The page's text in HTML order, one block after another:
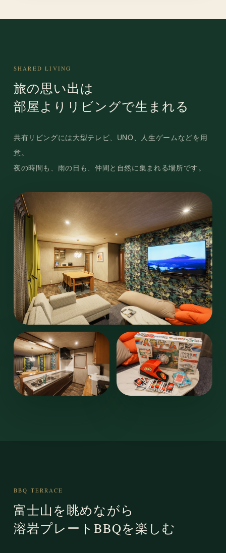
SHARED LIVING
旅の思い出は
部屋よりリビングで生まれる
共有リビングには大型テレビ、UNO、人生ゲームなどを用
意。
夜の時間も、雨の日も、仲間と自然に集まれる場所です。
BBQ TERRACE
富士山を眺めながら
溶岩プレートBBQを楽しむ